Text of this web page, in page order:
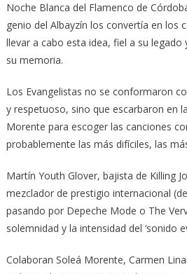
Noche Blanca del Flamenco de
genio del Albayzín los convertía en los
llevar a cabo esta idea, fiel a su
su memoria.
Los Evangelistas no se conformaron
y respetuoso, sino que escarbaron en
Morente para escoger las canciones
probablemente las más difíciles, las
Martín Youth Glover, bajista de Killing
mezclador de prestigio internacional
pasando por Depeche Mode o The
solemnidad y la intensidad del ‘sonido
Colaboran Soleá Morente, Carmen